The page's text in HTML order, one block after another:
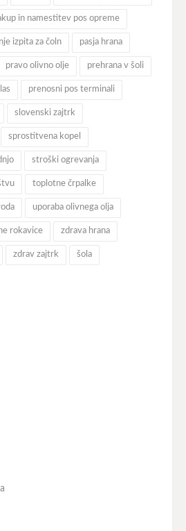
in namestitev pos opreme
izpita za čoln pasja hrana
pravo olivno olje prehrana v šoli
prenosni pos terminali
slovenski zajtrk
sprostitvena kopel
stroški ogrevanja
toplotne črpalke
uporaba olivnega olja
rokavice zdrava hrana
zdrav zajtrk šola